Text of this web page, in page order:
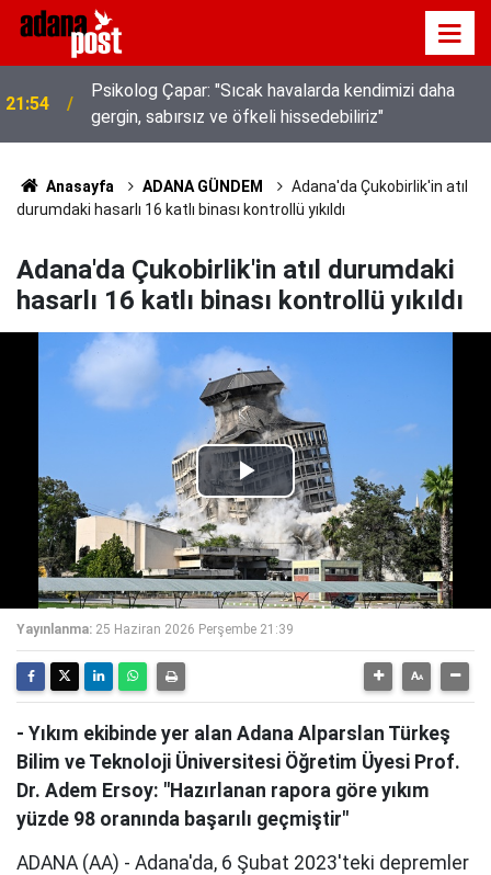
21:54
Psikolog Çapar: "Sıcak havalarda kendimizi daha
gergin, sabırsız ve öfkeli hissedebiliriz"
21:49
Kavurucu sıcakta hem kanalda yüzdüler hem karpuz
yediler
Anasayfa ADANA GÜNDEM
Adana'da Çukobirlik'in atıl
durumdaki hasarlı 16 katlı binası kontrollü yıkıldı
Adana'da Çukobirlik'in atıl durumdaki
hasarlı 16 katlı binası kontrollü yıkıldı
Play
Video
Yayınlanma: 25 Haziran 2026 Perşembe 21:39
- Yıkım ekibinde yer alan Adana Alparslan Türkeş
Bilim ve Teknoloji Üniversitesi Öğretim Üyesi Prof.
Dr. Adem Ersoy: "Hazırlanan rapora göre yıkım
yüzde 98 oranında başarılı geçmiştir"
ADANA (AA) - Adana'da, 6 Şubat 2023'teki depremler